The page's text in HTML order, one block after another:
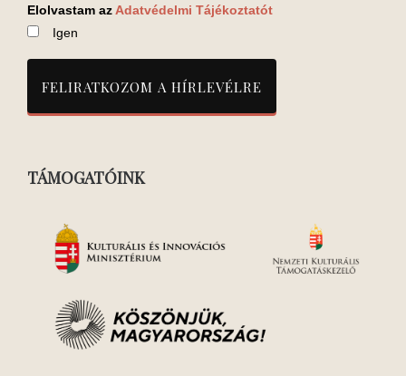
Elolvastam az Adatvédelmi Tájékoztatót
Igen
TÁMOGATÓINK